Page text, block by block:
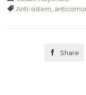
 Tags
Anti-sistem
 Share